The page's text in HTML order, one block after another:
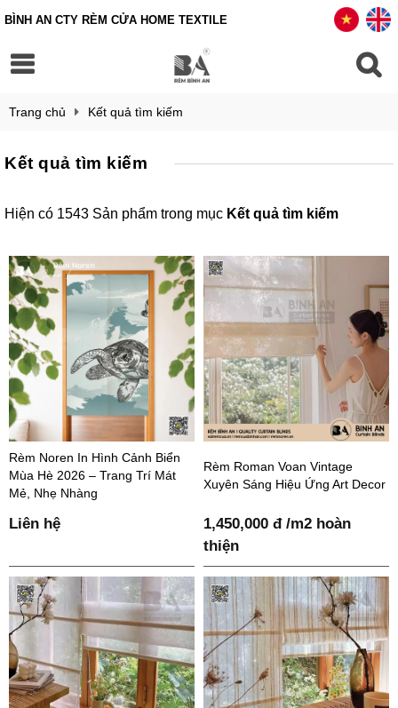
BÌNH AN CTY RÈM CỬA HOME TEXTILE
Trang chủ Kết quả tìm kiếm
Kết quả tìm kiếm
Hiện có 1543 Sản phẩm trong mục Kết quả tìm kiếm
Rèm Noren In Hình Cảnh Biển
Mùa Hè 2026 – Trang Trí Mát
Mẻ, Nhẹ Nhàng
Liên hệ
Rèm Roman Voan Vintage
Xuyên Sáng Hiệu Ứng Art Decor
1,450,000 đ /m2 hoàn
thiện